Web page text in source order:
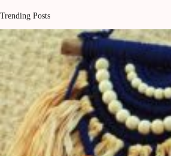
Trending Posts